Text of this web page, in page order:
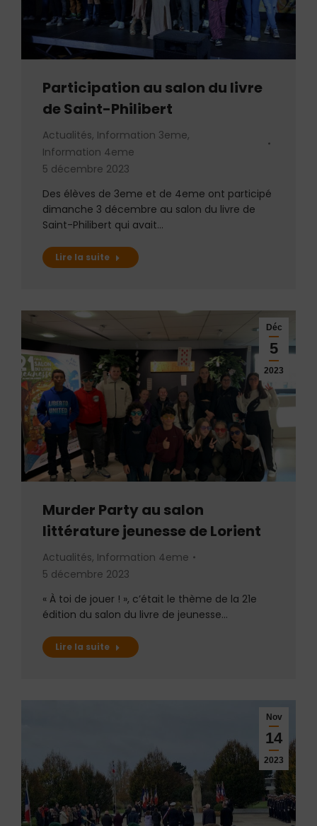
Participation au salon du livre
de Saint-Philibert
Actualités, Information 3eme,
Information 4eme
5 décembre 2023
Des élèves de 3eme et de 4eme ont participé
dimanche 3 décembre au salon du livre de
Saint-Philibert qui avait…
Lire la suite
Déc
5
2023
Murder Party au salon
littérature jeunesse de Lorient
Actualités, Information 4eme
5 décembre 2023
« À toi de jouer ! », c’était le thème de la 21e
édition du salon du livre de jeunesse…
Lire la suite
Nov
14
2023